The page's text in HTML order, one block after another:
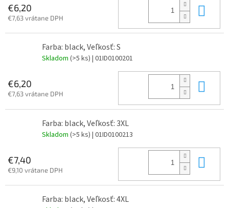
€6,20
€7,63 vrátane DPH
Farba: black, Veľkosť: S
Skladom (>5 ks) | 01ID0100201
€6,20
€7,63 vrátane DPH
Farba: black, Veľkosť: 3XL
Skladom (>5 ks) | 01ID0100213
€7,40
€9,10 vrátane DPH
Farba: black, Veľkosť: 4XL